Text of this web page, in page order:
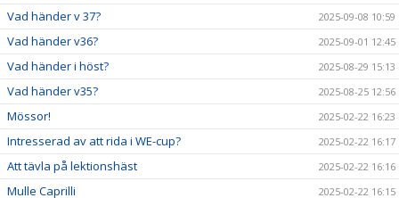
Vad händer v 37? 2025-09-08 10:59
Vad händer v36? 2025-09-01 12:45
Vad händer i höst? 2025-08-29 15:13
Vad händer v35? 2025-08-25 12:56
Mössor! 2025-02-22 16:23
Intresserad av att rida i WE-cup? 2025-02-22 16:17
Att tävla på lektionshäst 2025-02-22 16:16
Mulle Caprilli 2025-02-22 16:15